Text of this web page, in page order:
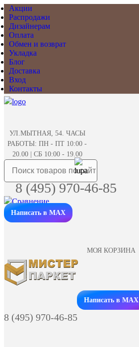
Акции
Распродажи
Дизайнерам
Оплата
Обмен и возврат
Укладка
Блог
Доставка
Вход
Контакты
УЛ.МЫТНАЯ, 54. ЧАСЫ
РАБОТЫ: ПН - ПТ 10:00 -
20.00 | СБ 10:00 - 19.00
8 (495) 970-46-85
Написать в MAX
МОЯ КОРЗИНА
Заказать звонок
Написать в MAX
8 (495) 970-46-85